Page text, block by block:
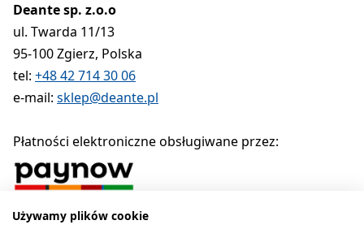
Deante sp. z.o.o
ul. Twarda 11/13
95-100 Zgierz, Polska
tel: +48 42 714 30 06
e-mail: sklep@deante.pl
Płatności elektroniczne obsługiwane przez:
Używamy plików cookie